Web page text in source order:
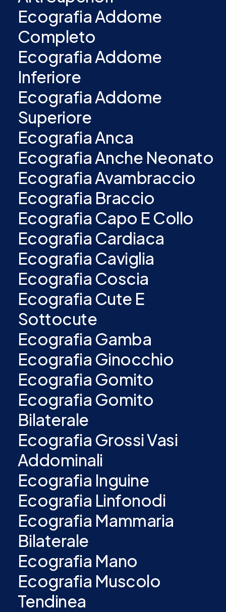
Ecografia Addome
Completo
Ecografia Addome
Inferiore
Ecografia Addome
Superiore
Ecografia Anca
Ecografia Anche Neonato
Ecografia Avambraccio
Ecografia Braccio
Ecografia Capo E Collo
Ecografia Cardiaca
Ecografia Caviglia
Ecografia Coscia
Ecografia Cute E
Sottocute
Ecografia Gamba
Ecografia Ginocchio
Ecografia Gomito
Ecografia Gomito
Bilaterale
Ecografia Grossi Vasi
Addominali
Ecografia Inguine
Ecografia Linfonodi
Ecografia Mammaria
Bilaterale
Ecografia Mano
Ecografia Muscolo
Tendinea